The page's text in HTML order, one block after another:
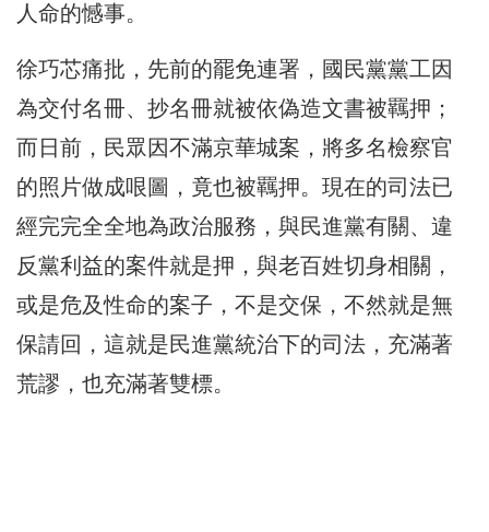
人命的憾事。
徐巧芯痛批，先前的罷免連署，國民黨黨工因
為交付名冊、抄名冊就被依偽造文書被羈押；
而日前，民眾因不滿京華城案，將多名檢察官
的照片做成哏圖，竟也被羈押。現在的司法已
經完完全全地為政治服務，與民進黨有關、違
反黨利益的案件就是押，與老百姓切身相關，
或是危及性命的案子，不是交保，不然就是無
保請回，這就是民進黨統治下的司法，充滿著
荒謬，也充滿著雙標。